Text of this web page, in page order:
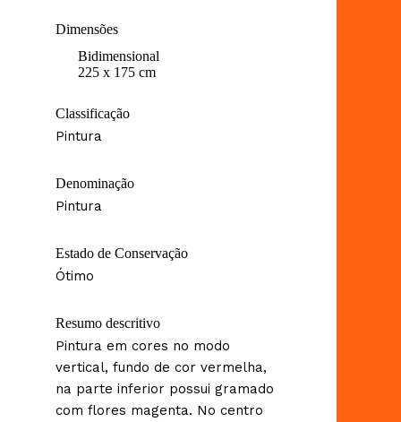
Dimensões
Bidimensional
225 x 175 cm
Classificação
Pintura
Denominação
Pintura
Estado de Conservação
Ótimo
Resumo descritivo
Pintura em cores no modo
vertical, fundo de cor vermelha,
na parte inferior possui gramado
com flores magenta. No centro